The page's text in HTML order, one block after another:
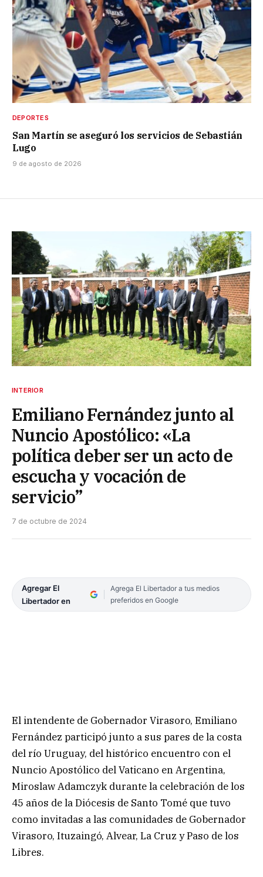
DEPORTES
San Martín se aseguró los servicios de Sebastián
Lugo
9 de agosto de 2026
INTERIOR
Emiliano Fernández junto al
Nuncio Apostólico: «La
política deber ser un acto de
escucha y vocación de
servicio”
7 de octubre de 2024
Agregar El
Libertador en
Agrega El Libertador a tus medios
preferidos en Google
El intendente de Gobernador Virasoro, Emiliano
Fernández participó junto a sus pares de la costa
del río Uruguay, del histórico encuentro con el
Nuncio Apostólico del Vaticano en Argentina,
Miroslaw Adamczyk durante la celebración de los
45 años de la Diócesis de Santo Tomé que tuvo
como invitadas a las comunidades de Gobernador
Virasoro, Ituzaingó, Alvear, La Cruz y Paso de los
Libres.